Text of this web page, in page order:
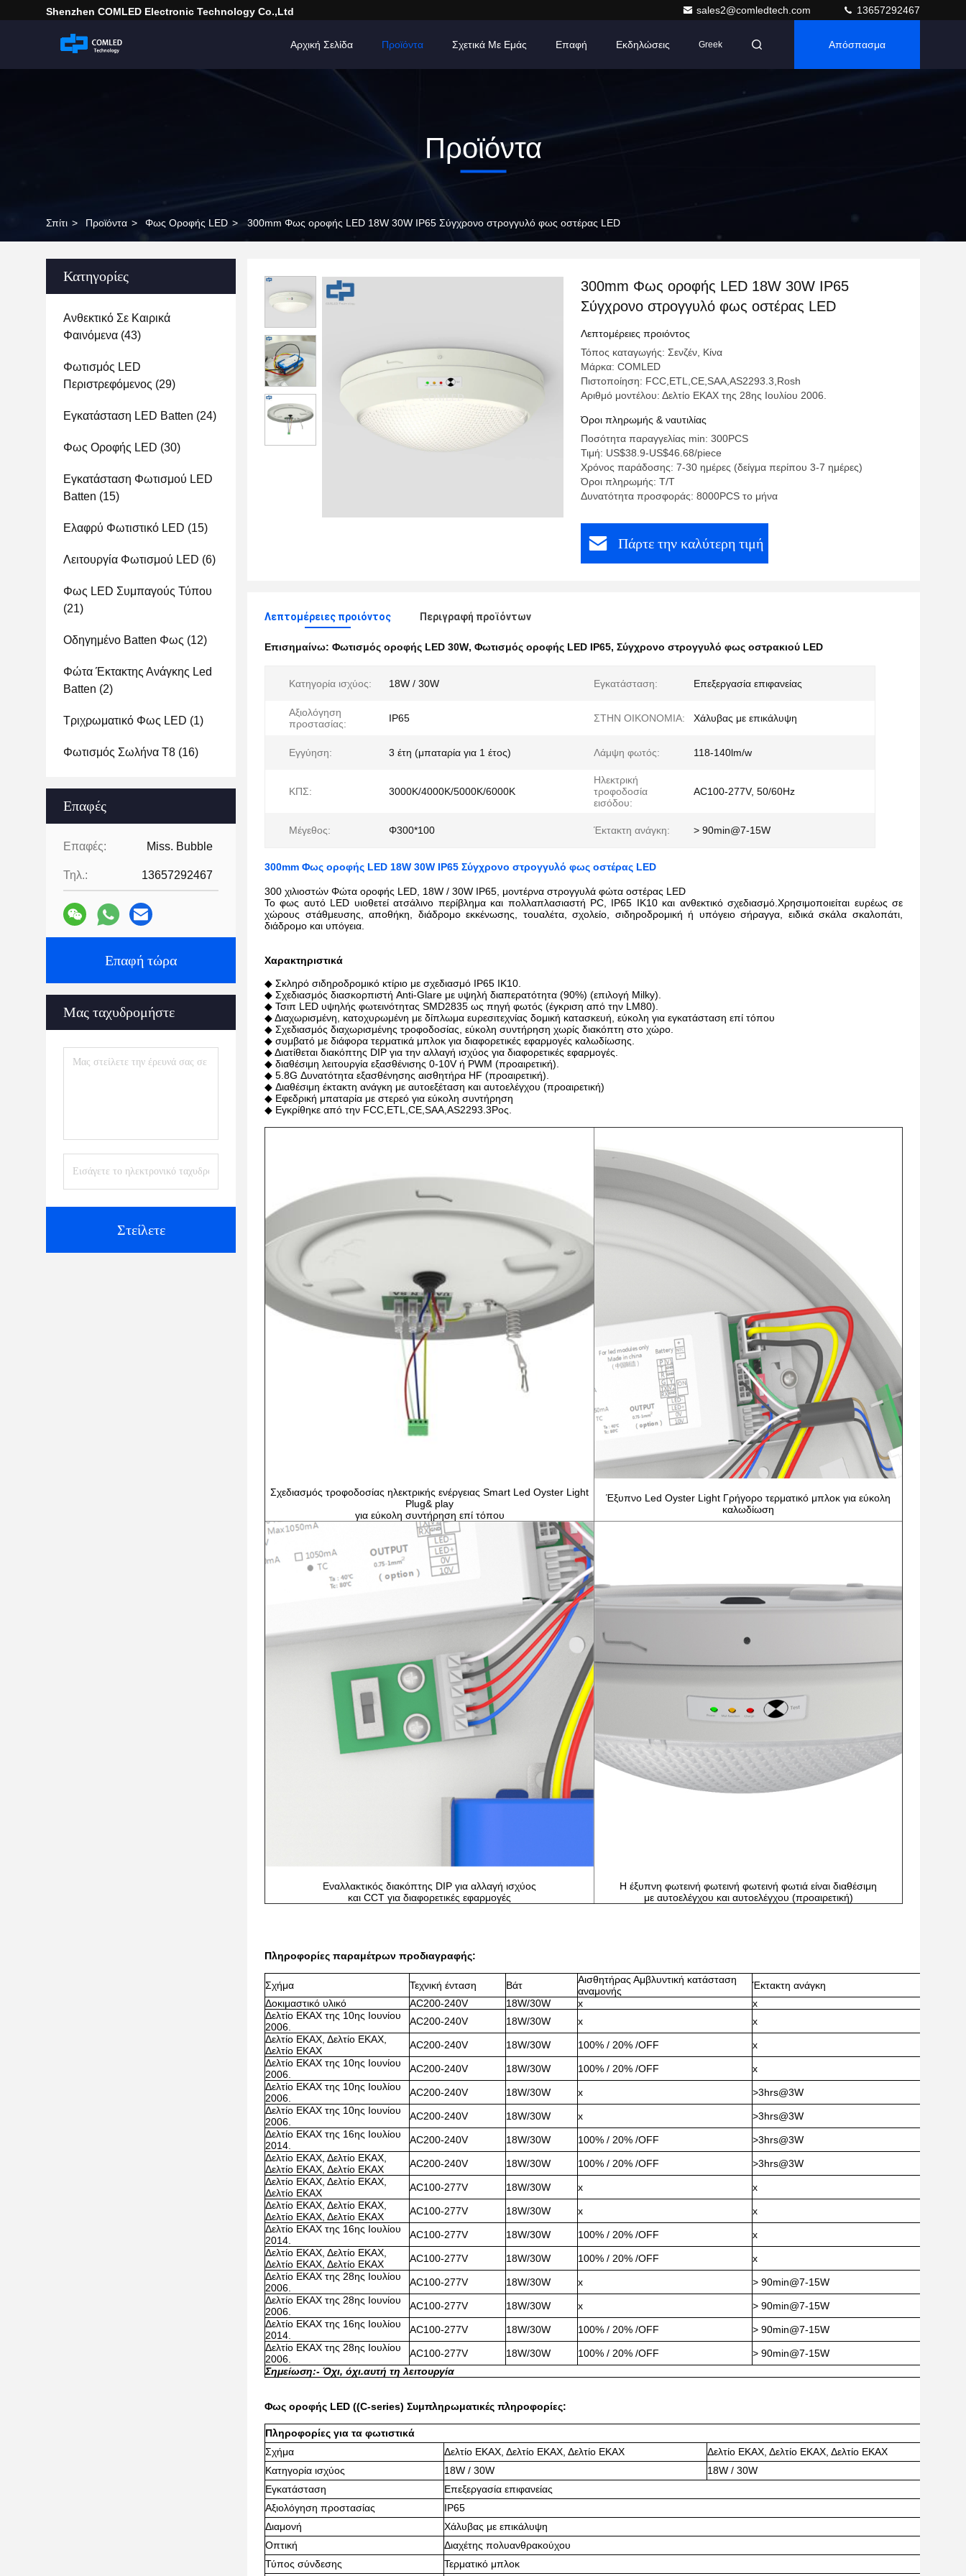
Shenzhen COMLED Electronic Technology Co.,ltd sales2@comledtech.com 13657292467
Αρχική Σελίδα Προϊόντα Σχετικά Με Εμάς Επαφή Εκδηλώσεις Greek Απόσπασμα
Προϊόντα
Σπίτι > Προϊόντα > Φως Οροφής LED > 300mm Φως οροφής LED 18W 30W IP65 Σύγχρονο στρογγυλό φως οστέρας LED
Κατηγορίες
Ανθεκτικό Σε Καιρικά
Φαινόμενα (43)
Φωτισμός LED
Περιστρεφόμενος (29)
Εγκατάσταση LED Batten (24)
Φως Οροφής LED (30)
Εγκατάσταση Φωτισμού LED
Batten (15)
Ελαφρύ Φωτιστικό LED (15)
Λειτουργία Φωτισμού LED (6)
Φως LED Συμπαγούς Τύπου
(21)
Οδηγημένο Batten Φως (12)
Φώτα Έκτακτης Ανάγκης Led
Batten (2)
Τριχρωματικό Φως LED (1)
Φωτισμός Σωλήνα T8 (16)
Επαφές
Επαφές: Miss. Bubble
Τηλ.: 13657292467
Επαφή τώρα
Μας ταχυδρομήστε
Στείλετε
300mm Φως οροφής LED 18W 30W IP65
Σύγχρονο στρογγυλό φως οστέρας LED
Λεπτομέρειες προιόντος
Τόπος καταγωγής: Σενζέν, Κίνα
Μάρκα: COMLED
Πιστοποίηση: FCC,ETL,CE,SAA,AS2293.3,Rosh
Αριθμό μοντέλου: Δελτίο ΕΚΑΧ της 28ης Ιουλίου 2006.
Όροι πληρωμής & ναυτιλίας
Ποσότητα παραγγελίας min: 300PCS
Τιμή: US$38.9-US$46.68/piece
Χρόνος παράδοσης: 7-30 ημέρες (δείγμα περίπου 3-7 ημέρες)
Όροι πληρωμής: Τ/Τ
Δυνατότητα προσφοράς: 8000PCS το μήνα
Πάρτε την καλύτερη τιμή
Λεπτομέρειες προιόντος Περιγραφή προϊόντων
Επισημαίνω: Φωτισμός οροφής LED 30W, Φωτισμός οροφής LED IP65, Σύγχρονο στρογγυλό φως οστρακιού LED
Κατηγορία ισχύος: 18W / 30W Εγκατάσταση: Επεξεργασία επιφανείας
Αξιολόγηση
προστασίας:
IP65 ΣΤΗΝ ΟΙΚΟΝΟΜΙΑ: Χάλυβας με επικάλυψη
Εγγύηση: 3 έτη (μπαταρία για 1 έτος) Λάμψη φωτός: 118-140lm/w
ΚΠΣ: 3000K/4000K/5000K/6000K
Ηλεκτρική
τροφοδοσία
εισόδου:
AC100-277V, 50/60Hz
Μέγεθος: Φ300*100 Έκτακτη ανάγκη: > 90min@7-15W
300mm Φως οροφής LED 18W 30W IP65 Σύγχρονο στρογγυλό φως οστέρας LED
300 χιλιοστών Φώτα οροφής LED, 18W / 30W IP65, μοντέρνα στρογγυλά φώτα οστέρας LED
Το φως αυτό LED υιοθετεί ατσάλινο περίβλημα και πολλαπλασιαστή PC, IP65 IK10 και ανθεκτικό σχεδιασμό.Χρησιμοποιείται ευρέως σε
χώρους στάθμευσης, αποθήκη, διάδρομο εκκένωσης, τουαλέτα, σχολείο, σιδηροδρομική ή υπόγειο σήραγγα, ειδικά σκάλα σκαλοπάτι,
διάδρομο και υπόγεια.
Χαρακτηριστικά
◆ Σκληρό σιδηροδρομικό κτίριο με σχεδιασμό IP65 IK10.
◆ Σχεδιασμός διασκορπιστή Anti-Glare με υψηλή διαπερατότητα (90%) (επιλογή Milky).
◆ Τσιπ LED υψηλής φωτεινότητας SMD2835 ως πηγή φωτός (έγκριση από την LM80).
◆ Διαχωρισμένη, κατοχυρωμένη με δίπλωμα ευρεσιτεχνίας δομική κατασκευή, εύκολη για εγκατάσταση επί τόπου
◆ Σχεδιασμός διαχωρισμένης τροφοδοσίας, εύκολη συντήρηση χωρίς διακόπτη στο χώρο.
◆ συμβατό με διάφορα τερματικά μπλοκ για διαφορετικές εφαρμογές καλωδίωσης.
◆ Διατίθεται διακόπτης DIP για την αλλαγή ισχύος για διαφορετικές εφαρμογές.
◆ διαθέσιμη λειτουργία εξασθένισης 0-10V ή PWM (προαιρετική).
◆ 5.8G Δυνατότητα εξασθένησης αισθητήρα HF (προαιρετική).
◆ Διαθέσιμη έκτακτη ανάγκη με αυτοεξέταση και αυτοελέγχου (προαιρετική)
◆ Εφεδρική μπαταρία με στερεό για εύκολη συντήρηση
◆ Εγκρίθηκε από την FCC,ETL,CE,SAA,AS2293.3Ρος.
Σχεδιασμός τροφοδοσίας ηλεκτρικής ενέργειας Smart Led Oyster Light
Plug& play
για εύκολη συντήρηση επί τόπου
Έξυπνο Led Oyster Light Γρήγορο τερματικό μπλοκ για εύκολη
καλωδίωση
Εναλλακτικός διακόπτης DIP για αλλαγή ισχύος
και CCT για διαφορετικές εφαρμογές
Η έξυπνη φωτεινή φωτεινή φωτεινή φωτιά είναι διαθέσιμη
με αυτοελέγχου και αυτοελέγχου (προαιρετική)
Πληροφορίες παραμέτρων προδιαγραφής:
Σχήμα Τεχνική ένταση Βάτ
Αισθητήρας Αμβλυντική κατάσταση
αναμονής
Έκτακτη ανάγκη
Δοκιμαστικό υλικό
AC200-240V 18W/30W x
x
Δελτίο ΕΚΑΧ της 10ης Ιουνίου
2006.
AC200-240V 18W/30W x
x
Δελτίο ΕΚΑΧ, Δελτίο ΕΚΑΧ,
Δελτίο ΕΚΑΧ
AC200-240V 18W/30W 100% / 20% /OFF
x
Δελτίο ΕΚΑΧ της 10ης Ιουνίου
2006.
AC200-240V 18W/30W 100% / 20% /OFF
x
Δελτίο ΕΚΑΧ της 10ης Ιουλίου
2006.
AC200-240V 18W/30W x
>3hrs@3W
Δελτίο ΕΚΑΧ της 10ης Ιουνίου
2006.
AC200-240V 18W/30W x
>3hrs@3W
Δελτίο ΕΚΑΧ της 16ης Ιουλίου
2014.
AC200-240V 18W/30W 100% / 20% /OFF
>3hrs@3W
Δελτίο ΕΚΑΧ, Δελτίο ΕΚΑΧ,
Δελτίο ΕΚΑΧ, Δελτίο ΕΚΑΧ
AC200-240V 18W/30W 100% / 20% /OFF
>3hrs@3W
Δελτίο ΕΚΑΧ, Δελτίο ΕΚΑΧ,
Δελτίο ΕΚΑΧ
AC100-277V 18W/30W x
x
Δελτίο ΕΚΑΧ, Δελτίο ΕΚΑΧ,
Δελτίο ΕΚΑΧ, Δελτίο ΕΚΑΧ
AC100-277V 18W/30W x
x
Δελτίο ΕΚΑΧ της 16ης Ιουλίου
2014.
AC100-277V 18W/30W 100% / 20% /OFF
x
Δελτίο ΕΚΑΧ, Δελτίο ΕΚΑΧ,
Δελτίο ΕΚΑΧ, Δελτίο ΕΚΑΧ
AC100-277V 18W/30W 100% / 20% /OFF
x
Δελτίο ΕΚΑΧ της 28ης Ιουλίου
2006.
AC100-277V 18W/30W x
> 90min@7-15W
Δελτίο ΕΚΑΧ της 28ης Ιουνίου
2006.
AC100-277V 18W/30W x
> 90min@7-15W
Δελτίο ΕΚΑΧ της 16ης Ιουλίου
2014.
AC100-277V 18W/30W 100% / 20% /OFF
> 90min@7-15W
Δελτίο ΕΚΑΧ της 28ης Ιουλίου
2006.
AC100-277V 18W/30W 100% / 20% /OFF
> 90min@7-15W
Σημείωση:- Όχι, όχι.αυτή τη λειτουργία
Φως οροφής LED ((C-series) Συμπληρωματικές πληροφορίες:
Πληροφορίες για τα φωτιστικά
Σχήμα
Δελτίο ΕΚΑΧ, Δελτίο ΕΚΑΧ, Δελτίο ΕΚΑΧ
Δελτίο ΕΚΑΧ, Δελτίο ΕΚΑΧ, Δελτίο ΕΚΑΧ
Κατηγορία ισχύος
18W / 30W
18W / 30W
Εγκατάσταση
Επεξεργασία επιφανείας
Αξιολόγηση προστασίας
IP65
Διαμονή
Χάλυβας με επικάλυψη
Οπτική
Διαχέτης πολυανθρακούχου
Τύπος σύνδεσης
Τερματικό μπλοκ